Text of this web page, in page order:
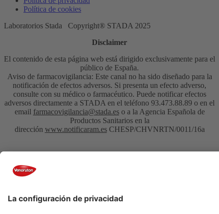
Política de cookies
Laboratorios Stada Copyright® STADA 2025
Disclaimer
El contenido de esta página web está dirigido exclusivamente para el
público de España.
Aviso de farmacovigilancia: Este canal no ha sido diseñado para la
notificación de efectos adversos. Si presenta un efecto adverso,
consulte con su médico o farmacéutico. Puede notificar efectos
adversos directamente a STADA en el teléfono 93.473.88.89 o en el
email farmacovigilancia@stada.eso a la Agencia Española de
Productos Sanitarios en la
dirección www.notificaram.esCHESP/CHVNRTN/0011/16a